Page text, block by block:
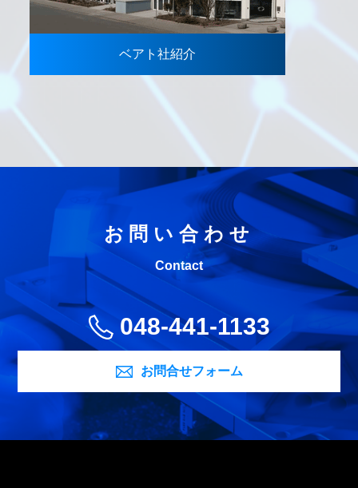
ベアト社紹介
お問い合わせ
Contact
048-441-1133
お問合せフォーム